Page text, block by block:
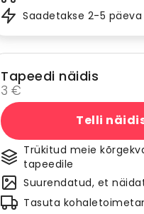
Saadetakse 2-5 päeva
Tapeedi näidis
3 €
Telli
Trükitud meie
tapeedile
Suurendatud, et
Tasuta